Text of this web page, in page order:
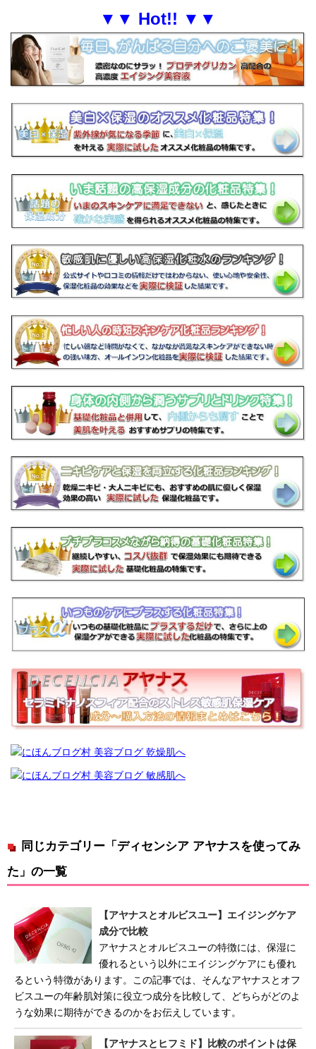
▼▼ Hot!! ▼▼
同じカテゴリー「ディセンシア アヤナスを使ってみ
た」の一覧
【アヤナスとオルビスユー】エイジングケア
成分で比較
アヤナスとオルビスユーの特徴には、保湿に
優れるという以外にエイジングケアにも優れ
るという特徴があります。この記事では、そんなアヤナスとオフ
ビスユーの年齢肌対策に役立つ成分を比較して、どちらがどのよ
うな効果に期待ができるのかをお伝えしています。
【アヤナスとヒフミド】比較のポイントは保